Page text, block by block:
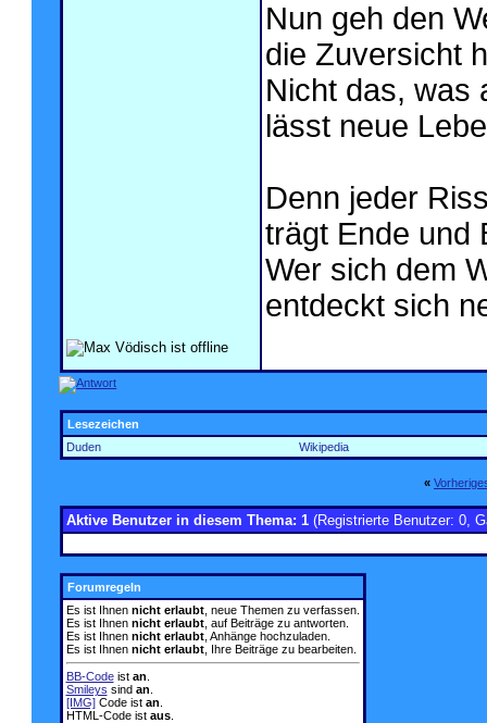
Nun geh den
die Zuversicht
Nicht das, was
lässt neue
Denn jeder
trägt Ende und
Wer sich dem
entdeckt sich
Lesezeichen
Duden
Wikipedia
«
Aktive Benutzer in diesem Thema: 1 (Registrierte Benutzer: 0,
Forumregeln
Es ist Ihnen nicht erlaubt, neue Themen zu verfassen.
Es ist Ihnen nicht erlaubt, auf Beiträge zu antworten.
Es ist Ihnen nicht erlaubt, Anhänge hochzuladen.
Es ist Ihnen nicht erlaubt, Ihre Beiträge zu bearbeiten.
BB-Codeist an
Smileys sind an
[IMG]Code ist an
HTML-Code ist aus.